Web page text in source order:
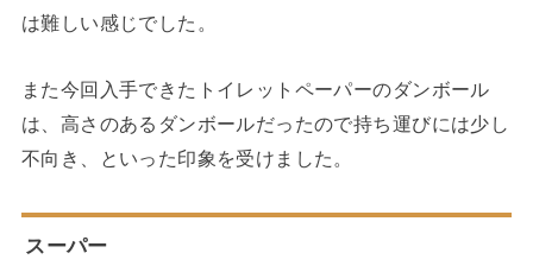
は難しい感じでした。
また今回入手できたトイレットペーパーのダンボール
は、高さのあるダンボールだったので持ち運びには少し
不向き、といった印象を受けました。
スーパー